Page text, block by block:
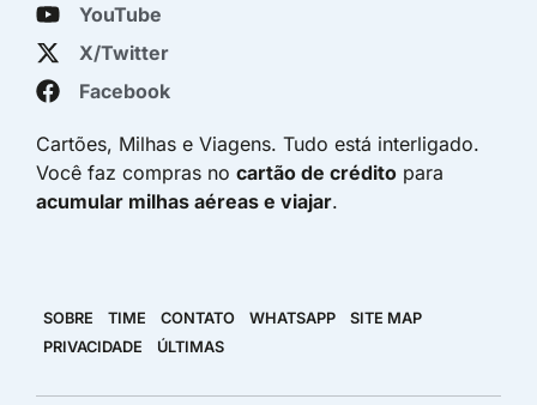
YouTube
X/Twitter
Facebook
Cartões, Milhas e Viagens. Tudo está interligado.
Você faz compras no cartão de crédito para
acumular milhas aéreas e viajar.
SOBRE TIME CONTATO WHATSAPP
SITE MAP
PRIVACIDADE
ÚLTIMAS